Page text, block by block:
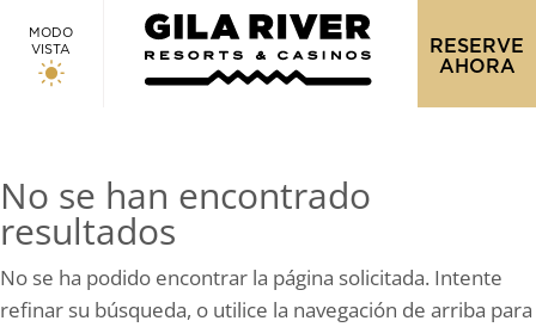
MODO
VISTA
RESERVE
AHORA
No se han encontrado
resultados
No se ha podido encontrar la página solicitada. Intente
refinar su búsqueda, o utilice la navegación de arriba para